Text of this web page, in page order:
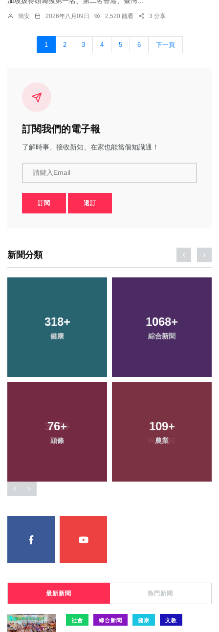
簡安 2026年八月09日 2,520 觀看 3 分享
1 2 3 4 5 6 下一頁
訂閱我們的電子報
了解時事、接收新知、在家也能當個知識通！
請鍵入Email
訂閱 退訂
新聞分類
318+
健康
1068+
綜合新聞
76+
頭條
109+
農業
最新新聞 熱門新聞
社會 綜合新聞 健康 文教